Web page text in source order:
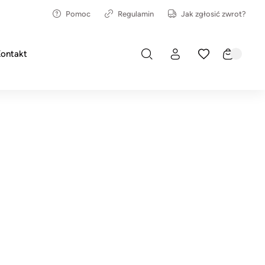
Pomoc Regulamin Jak zgłosić zwrot?